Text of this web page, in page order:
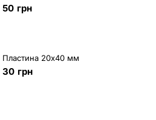
50 грн
Пластина 20х40 мм
30 грн